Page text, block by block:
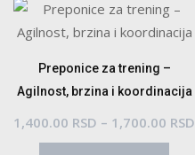
Preponice za trening –
Agilnost, brzina i koordinacija
1,400.00 RSD – 1,700.00 RSD
Ovaj